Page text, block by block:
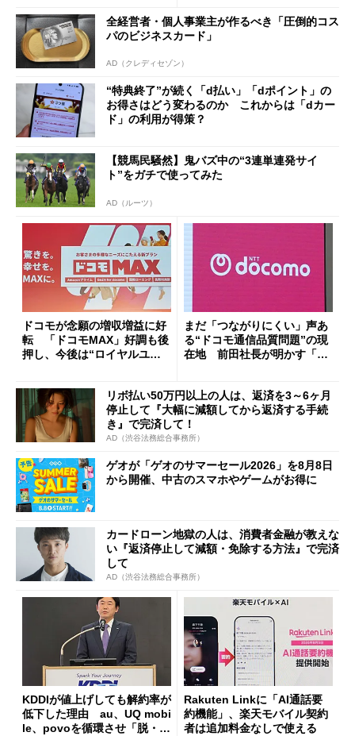
全経営者・個人事業主が作るべき「圧倒的コス
パのビジネスカード」
AD（クレディセゾン）
“特典終了”が続く「d払い」「dポイント」の
お得さはどう変わるのか これからは「dカー
ド」の利用が得策？
【競馬民騒然】鬼バズ中の“3連単連発サイ
ト”をガチで使ってみた
AD（ルーツ）
ドコモが念願の増収増益に好
転 「ドコモMAX」好調も後
押し、今後は“ロイヤルユー
まだ「つながりにくい」声あ
る“ドコモ通信品質問題”の現
在地 前田社長が明かす「道
リボ払い50万円以上の人は、返済を3～6ヶ月
停止して『大幅に減額してから返済する手続
き』で完済して！
AD（渋谷法務総合事務所）
ゲオが「ゲオのサマーセール2026」を8月8日
から開催、中古のスマホやゲームがお得に
カードローン地獄の人は、消費者金融が教えな
い『返済停止して減額・免除する方法』で完済
して
AD（渋谷法務総合事務所）
KDDIが値上げしても解約率が
低下した理由 au、UQ mobi
le、povoを循環させ「脱・販
Rakuten Linkに「AI通話要
約機能」、楽天モバイル契約
者は追加料金なしで使える